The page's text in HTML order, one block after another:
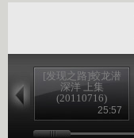
[发现之路]蛟龙潜
深洋 上集
(20110716)
25:57